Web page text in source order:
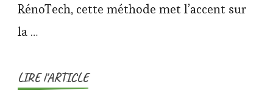
RénoTech, cette méthode met l’accent sur
la …
LIRE l'ARTICLE